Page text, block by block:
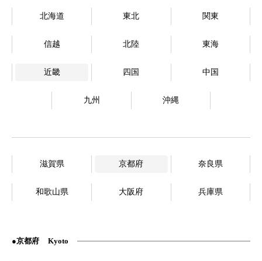
北海道 東北 関東
信越 北陸 東海
近畿 四国 中国
九州 沖縄
滋賀県 京都府 奈良県
和歌山県 大阪府 兵庫県
京都府 Kyoto